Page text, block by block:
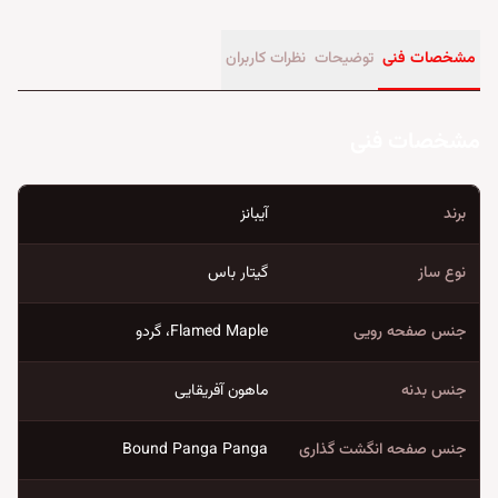
مشخصات فنی توضیحات نظرات کاربران
برند آیبانز
نوع ساز گیتار باس
جنس صفحه رویی Flamed Maple، گردو
جنس بدنه ماهون آفریقایی
جنس صفحه انگشت گذاری Bound Panga Panga